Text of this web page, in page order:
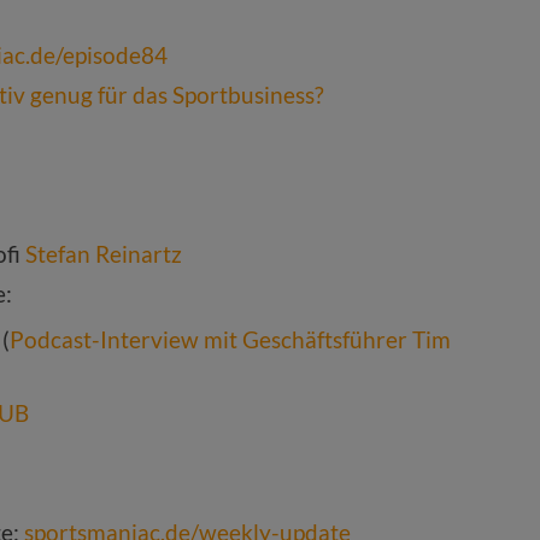
episode84
genug für das Sportbusiness?
Stefan Reinartz
Podcast-Interview mit Geschäftsführer Tim
sportsmaniac.de/weekly-update